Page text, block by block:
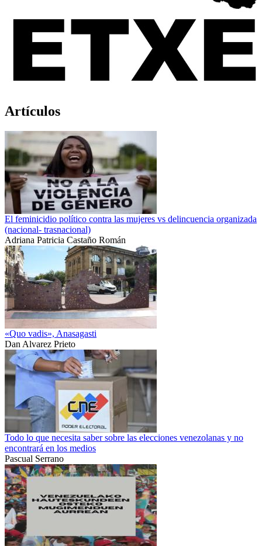
Artículos
El feminicidio político contra las mujeres vs delincuencia organizada
(nacional- trasnacional)
Adriana Patricia Castaño Román
«Quo vadis», Anasagasti
Dan Alvarez Prieto
Todo lo que necesita saber sobre las elecciones venezolanas y no
encontrará en los medios
Pascual Serrano